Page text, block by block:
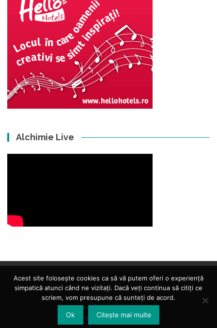
Alchimie Live
Islemag powered byWordPress
Acest site folosește cookies ca să vă putem oferi o experiență
simpatică atunci când ne vizitați. Dacă veți continua să citiți ce
scriem, vom presupune că sunteți de acord.
Ok Citește mai multe